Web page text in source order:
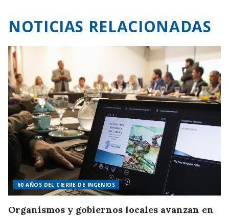
NOTICIAS RELACIONADAS
60 AÑOS DEL CIERRE DE INGENIOS
Organismos y gobiernos locales avanzan en